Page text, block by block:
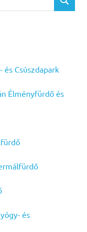
SEARCH
és Csúszdapark
Élményfürdő és
és